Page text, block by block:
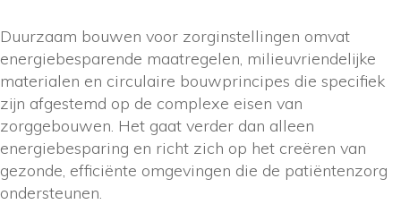
Duurzaam bouwen voor zorginstellingen omvat
energiebesparende maatregelen, milieuvriendelijke
materialen en circulaire bouwprincipes die specifiek
zijn afgestemd op de complexe eisen van
zorggebouwen. Het gaat verder dan alleen
energiebesparing en richt zich op het creëren van
gezonde, efficiënte omgevingen die de patiëntenzorg
ondersteunen.